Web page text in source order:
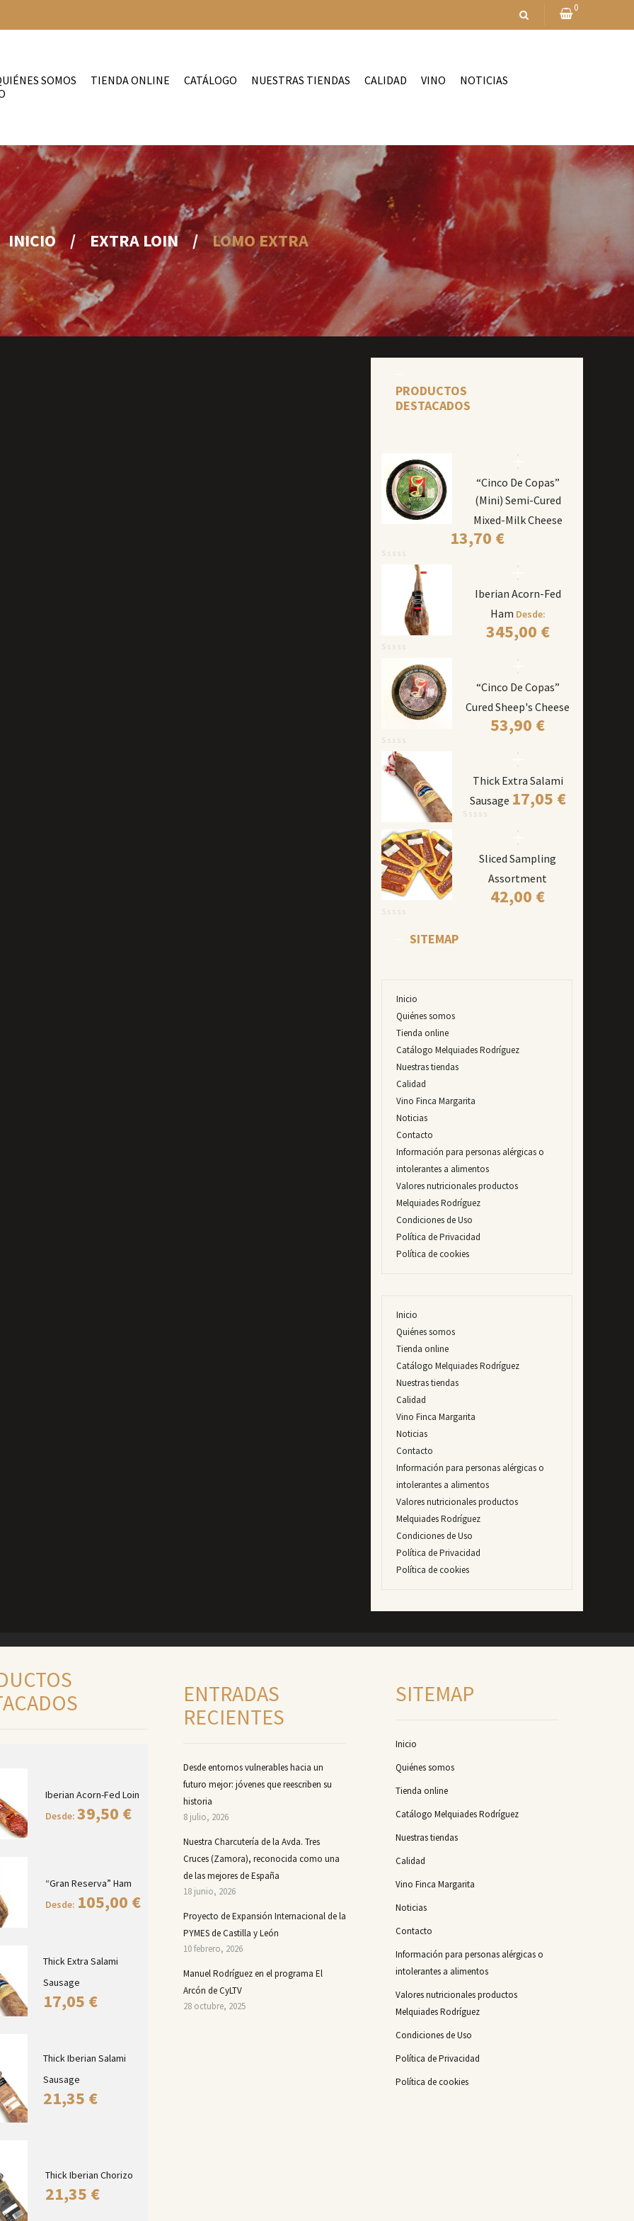
0
SOMOS TIENDA ONLINE CATÁLOGO NUESTRAS TIENDAS CALIDAD VINO
NOTICIAS
INICIO / EXTRA LOIN / LOMO EXTRA
PRODUCTOS
DESTACADOS
“Cinco De Copas”
(mini) Semi-Cured
Mixed-Milk Cheese
13,70 €
Iberian Acorn-Fed
Ham Desde:
345,00 €
“Cinco De Copas”
Cured Sheep's Cheese
53,90 €
Thick Extra Salami
Sausage 17,05 €
Sliced Sampling
Assortment
42,00 €
SITEMAP
Inicio
Quiénes somos
Tienda online
Catálogo Melquiades Rodríguez
Nuestras tiendas
Calidad
Vino Finca Margarita
Noticias
Contacto
Información para personas alérgicas o
intolerantes a alimentos
Valores nutricionales productos
Melquiades Rodríguez
Condiciones de Uso
Política de Privacidad
Política de cookies
Inicio
Quiénes somos
Tienda online
Catálogo Melquiades Rodríguez
Nuestras tiendas
Calidad
Vino Finca Margarita
Noticias
Contacto
Información para personas alérgicas o
intolerantes a alimentos
Valores nutricionales productos
Melquiades Rodríguez
Condiciones de Uso
Política de Privacidad
Política de cookies
Iberian Acorn-Fed Loin
Desde: 39,50 €
“Gran Reserva” Ham
Desde: 105,00 €
Thick Extra Salami
Sausage
17,05 €
Thick Iberian Salami
Sausage
21,35 €
Thick Iberian Chorizo
21,35 €
ENTRADAS
RECIENTES
Desde entornos vulnerables hacia un
futuro mejor: jóvenes que reescriben su
historia
8 julio, 2026
Nuestra Charcutería de la Avda. Tres
Cruces (Zamora), reconocida como una
de las mejores de España
18 junio, 2026
Proyecto de Expansión Internacional de la
PYMES de Castilla y León
10 febrero, 2026
Manuel Rodríguez en el programa El
Arcón de CyLTV
28 octubre, 2025
SITEMAP
Inicio
Quiénes somos
Tienda online
Catálogo Melquiades Rodríguez
Nuestras tiendas
Calidad
Vino Finca Margarita
Noticias
Contacto
Información para personas alérgicas o
intolerantes a alimentos
Valores nutricionales productos
Melquiades Rodríguez
Condiciones de Uso
Política de Privacidad
Política de cookies